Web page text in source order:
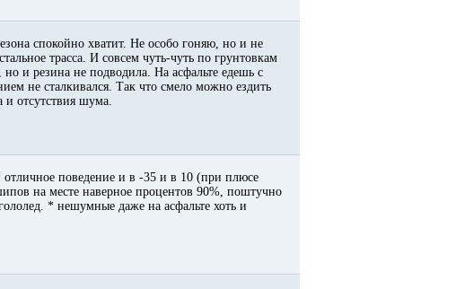
спокойно хватит. Не особо гоняю, но и не
трасса. И совсем чуть-чуть по грунтовкам
и резина не подводила. На асфальте едешь с
не сталкивался. Так что смело можно ездить
и отсутствия шума.
поведение и в -35 и в 10 (при плюсе
на месте наверное процентов 90%, поштучно
* нешумные даже на асфальте хоть и